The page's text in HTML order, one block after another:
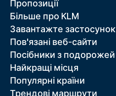
Пропозиції
Більше про KLM
Завантажте застосунок
Пов'язані веб-сайти
Посібники з подорожей
Найкращі місця
Популярні країни
Трендові маршрути